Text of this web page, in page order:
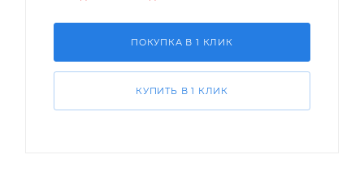
ПОКУПКА В 1 КЛИК
КУПИТЬ В 1 КЛИК